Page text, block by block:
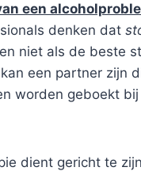
een
denken dat
niet als de beste
een partner zijn
worden geboekt
dient gericht te